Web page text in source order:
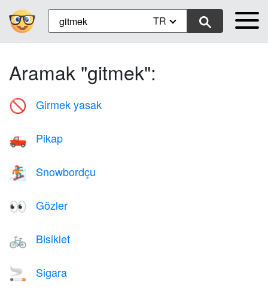
TR
Aramak "gitmek":
🚫 Girmek yasak
🛻 Pikap
🏂 Snowbordçu
👀 Gözler
🚲 Bisiklet
🚬 Sigara